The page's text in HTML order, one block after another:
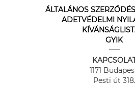
ÁLTALÁNOS
ADETVÉDELMI
GYIK
1171
Pesti út 318.